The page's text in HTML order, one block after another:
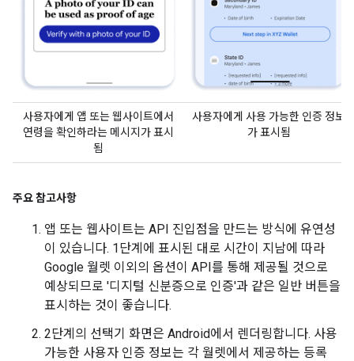
사용자에게 앱 또는 웹사이트에서
연령을 확인하라는 메시지가 표시
됨
사용자에게 사용 가능한 인증 정보
가 표시됨
주요 참고사항
앱 또는 웹사이트는 API 진입점을 만드는 방식에 유연성
이 있습니다. 1단계에 표시된 대로 시간이 지남에 따라
Google 월렛 이외의 옵션이 API를 통해 제공될 것으로
예상되므로 '디지털 신분증으로 인증'과 같은 일반 버튼을
표시하는 것이 좋습니다.
2단계의 선택기 화면은 Android에서 렌더링합니다. 사용
가능한 사용자 인증 정보는 각 월렛에서 제공하는 등록